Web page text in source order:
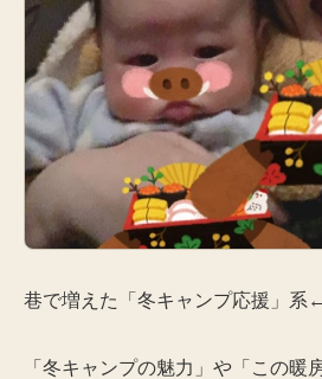
巷で増えた「冬キャンプ応援」系
「冬キャンプの魅力」や「この暖